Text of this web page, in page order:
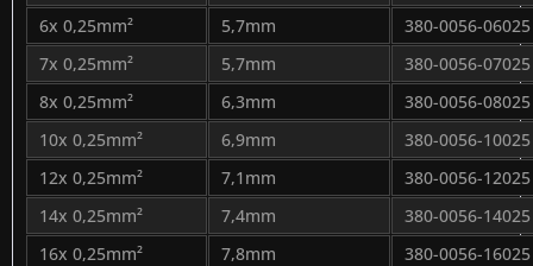
6x 0,25mm²
5,7mm
380-0056-06025
7x 0,25mm²
5,7mm
380-0056-07025
8x 0,25mm²
6,3mm
380-0056-08025
10x 0,25mm²
6,9mm
380-0056-10025
12x 0,25mm²
7,1mm
380-0056-12025
14x 0,25mm²
7,4mm
380-0056-14025
16x 0,25mm²
7,8mm
380-0056-16025